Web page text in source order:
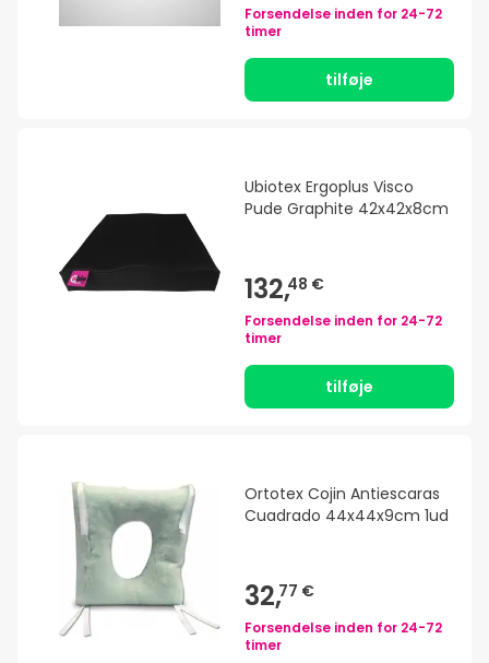
Forsendelse inden for 24-72
timer
tilføje
Ubiotex Ergoplus Visco
Pude Graphite 42x42x8cm
132,48 €
Forsendelse inden for 24-72
timer
tilføje
Ortotex Cojin Antiescaras
Cuadrado 44x44x9cm 1ud
32,77 €
Forsendelse inden for 24-72
timer